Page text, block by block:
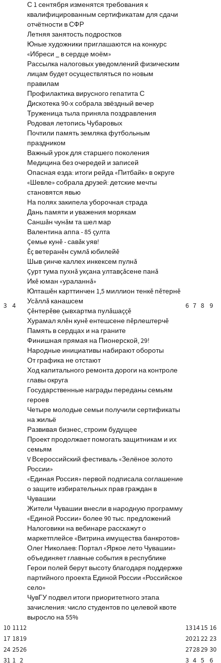
3 4
С 1 сентября изменятся требования к
квалифицированным сертификатам для сдачи
отчётности в СФР
Летняя занятость подростков
Юные художники приглашаются на конкурс
«Ибреси _ в сердце моём»
Рассылка налоговых уведомлений физическим
лицам будет осуществляться по новым
правилам
Профилактика вирусного гепатита С
Дискотека 90-х собрала звёздный вечер
Труженица тыла приняла поздравления
Родовая летопись Чубаровых
Почтили память земляка футбольным
праздником
Важный урок для старшего поколения
Медицина без очередей и записей
Опасная езда: итоги рейда «Питбайк» в округе
«Шевле» собрала друзей: детские мечты
становятся явью
На полях закипела уборочная страда
Дань памяти и уважения морякам
Саншăн чунăм та шел мар
Валентина аппа - 85 çулта
Çемье кунĕ - савăк уяв!
Ĕç ветеранĕн сумлă юбилейĕ
Шыв çинче каллех инкексем пулнă
Çурт тума пухнă укçана ултавçăсене панă
Икĕ юман «ураланнă»
Юлташĕн карттинчен 1,5 миллион тенкĕ пĕтернĕ
Усăллă канашсем
Çĕнтерĕве çывхартма пулăшаççĕ
Хурамал ялĕн кунĕ ентешсене пĕрлештерчĕ
Память в сердцах и на граните
Финишная прямая на Пионерской, 29!
Народные инициативы набирают обороты
От графика не отстают
Ход капитального ремонта дороги на контроле
главы округа
Государственные награды переданы семьям
героев
Четыре молодые семьи получили сертификаты
на жильё
Развивая бизнес, строим будущее
Проект продолжает помогать защитникам и их
семьям
V Всероссийский фестиваль «Зелёное золото
России»
«Единая Россия» первой подписала соглашение
о защите избирательных прав граждан в
Чувашии
Жители Чувашии внесли в народную программу
«Единой России» более 90 тыс. предложений
Налоговики на вебинаре расскажут о
маркетплейсе «Витрина имущества банкротов»
Олег Николаев: Портал «Яркое лето Чувашии»
объединяет главные события в республике
Герои полей берут высоту благодаря поддержке
партийного проекта Единой России «Российское
село»
ЧувГУ подвел итоги приоритетного этапа
зачисления: число студентов по целевой квоте
выросло на 55%
6 7 8 9
10 1112 131415 16
17 1819 202122 23
24 2526 272829 30
31 1 2 3 4 5 6